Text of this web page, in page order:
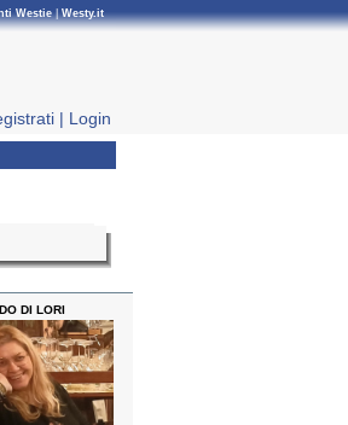
Westie|Westy.it
| Login
DI LORI